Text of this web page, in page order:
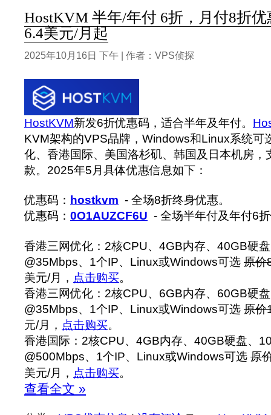
HostKVM 半年/年付 6折，月付8折
6.4美元/月起
2025年10月16日 下午 | 作者：VPS侦探
HostKVM新发6折优惠码，适合半年及年付。
KVM架构的VPS品牌，Windows和Linux系统可
化、香港国际、美国洛杉矶、韩国及日本机房
款。‍2025年5月具体优惠信息如下：
优惠码： hostkvm - 全场8折终身优惠。
优惠码： 0O1AUZCF6U - 全场半年付及年付6
香港三网优化：2核CPU、4GB内存、40GB硬
@35Mbps、1个IP、Linux或Windows可选 原价
美元/月， 点击购买。
香港三网优化：2核CPU、6GB内存、60GB硬
@35Mbps、1个IP、Linux或Windows可选 原价
元/月， 点击购买。
香港国际：2核CPU、4GB内存、40GB硬盘、
@500Mbps、1个IP、Linux或Windows可选 原
美元/月， 点击购买。
查看全文 »